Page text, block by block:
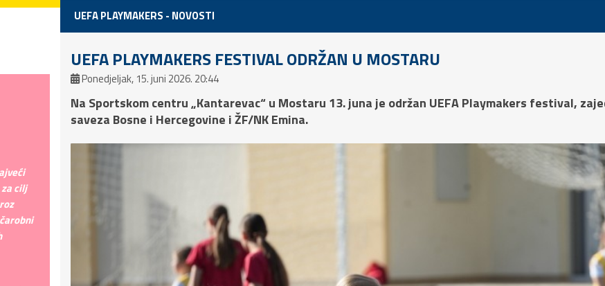
UEFA PLAYMAKERS - NOVOSTI
cilj
UEFA PLAYMAKERS FESTIVAL ODRŽAN U MOSTARU
Ponedjeljak, 15. juni 2026. 20:44
Na Sportskom centru „Kantarevac“ u Mostaru 13. juna je održan UEFA Playmakers festival,
saveza Bosne i Hercegovine i ŽF/NK Emina.